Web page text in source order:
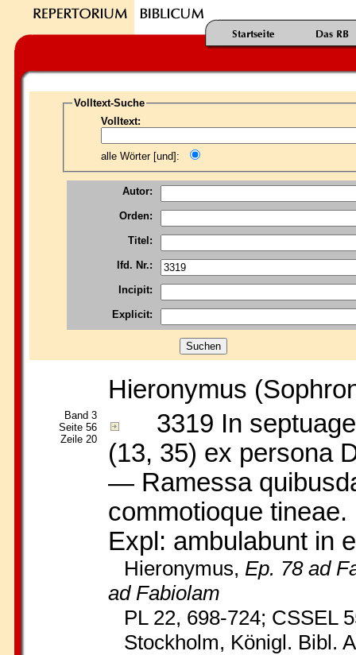
Volltext-Suche
Volltext:
alle Wörter [und]:
Autor:
Orden:
Titel:
lfd. Nr.:
Incipit:
Explicit:
Hieronymus
Band 3
Seite 56
Zeile 20
3319 In
(13, 35) ex persona
— Ramessa
commotioque
Expl: ambulabunt in
Hieronymus, Ep. 78 ad
ad Fabiolam
PL 22, 698-724; CSSEL
Stockholm, Königl. Bibl.